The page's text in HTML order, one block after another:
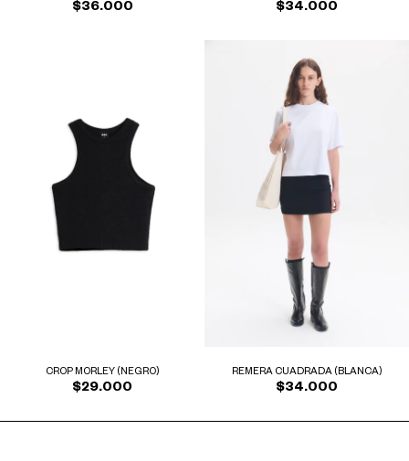
$36.000 $34.000
CROP MORLEY (NEGRO)
$29.000
REMERA CUADRADA (BLANCA)
$34.000